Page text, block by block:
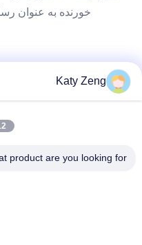
خورنده به عنوان
Katy Zeng
product are you looking for?